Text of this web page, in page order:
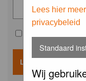
Lees hier
privacybeleid
Standaard
Wij